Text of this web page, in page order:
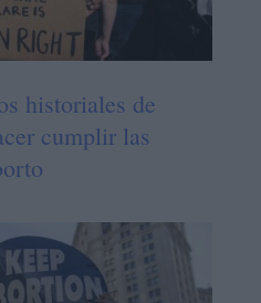
historiales de
cumplir las